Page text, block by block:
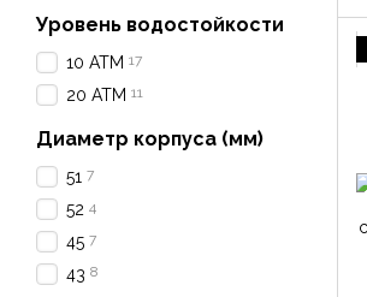
Уровень водостойкости
10 АТМ 17
20 АТМ 11
Диаметр корпуса (мм)
51 7
52 4
45 7
43 8